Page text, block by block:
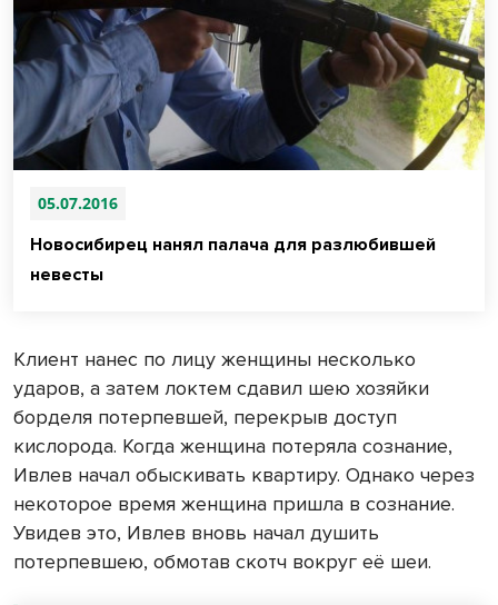
05.07.2016
Новосибирец нанял палача для разлюбившей
невесты
Клиент нанес по лицу женщины несколько
ударов, а затем локтем сдавил шею хозяйки
борделя потерпевшей, перекрыв доступ
кислорода. Когда женщина потеряла сознание,
Ивлев начал обыскивать квартиру. Однако через
некоторое время женщина пришла в сознание.
Увидев это, Ивлев вновь начал душить
потерпевшею, обмотав скотч вокруг её шеи.